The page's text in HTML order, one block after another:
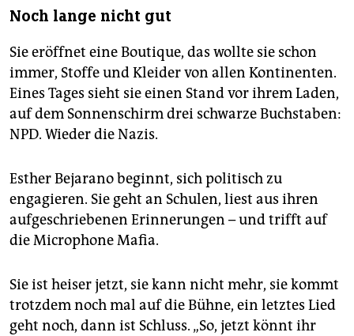
Noch lange nicht gut
Sie eröffnet eine Boutique, das wollte sie schon
immer, Stoffe und Kleider von allen Kontinenten.
Eines Tages sieht sie einen Stand vor ihrem Laden,
auf dem Sonnenschirm drei schwarze Buchstaben:
NPD. Wieder die Nazis.
Esther Bejarano beginnt, sich politisch zu
engagieren. Sie geht an Schulen, liest aus ihren
aufgeschriebenen Erinnerungen – und trifft auf
die Microphone Mafia.
Sie ist heiser jetzt, sie kann nicht mehr, sie kommt
trotzdem noch mal auf die Bühne, ein letztes Lied
geht noch, dann ist Schluss. „So, jetzt könnt ihr